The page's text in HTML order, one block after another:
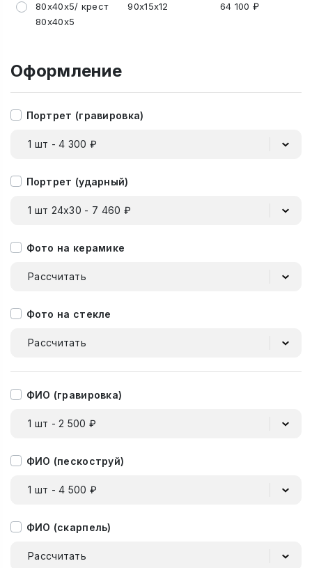
80х40х5/ крест
80х40х5
90х15х12 64 100 ₽
Оформление
Портрет (гравировка)
1 шт - 4 300 ₽
Портрет (ударный)
1 шт 24х30 - 7 460 ₽
Фото на керамике
Рассчитать
Фото на стекле
Рассчитать
ФИО (гравировка)
1 шт - 2 500 ₽
ФИО (пескоструй)
1 шт - 4 500 ₽
ФИО (скарпель)
Рассчитать